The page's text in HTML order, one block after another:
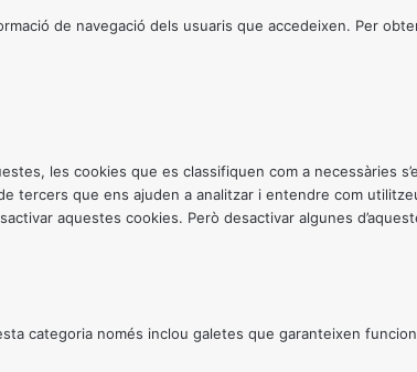
de navegació dels usuaris que accedeixen. Per
les cookies que es classifiquen com a necessàries
tercers que ens ajuden a analitzar i entendre com
aquestes cookies. Però desactivar algunes
categoria només inclou galetes que garanteixen